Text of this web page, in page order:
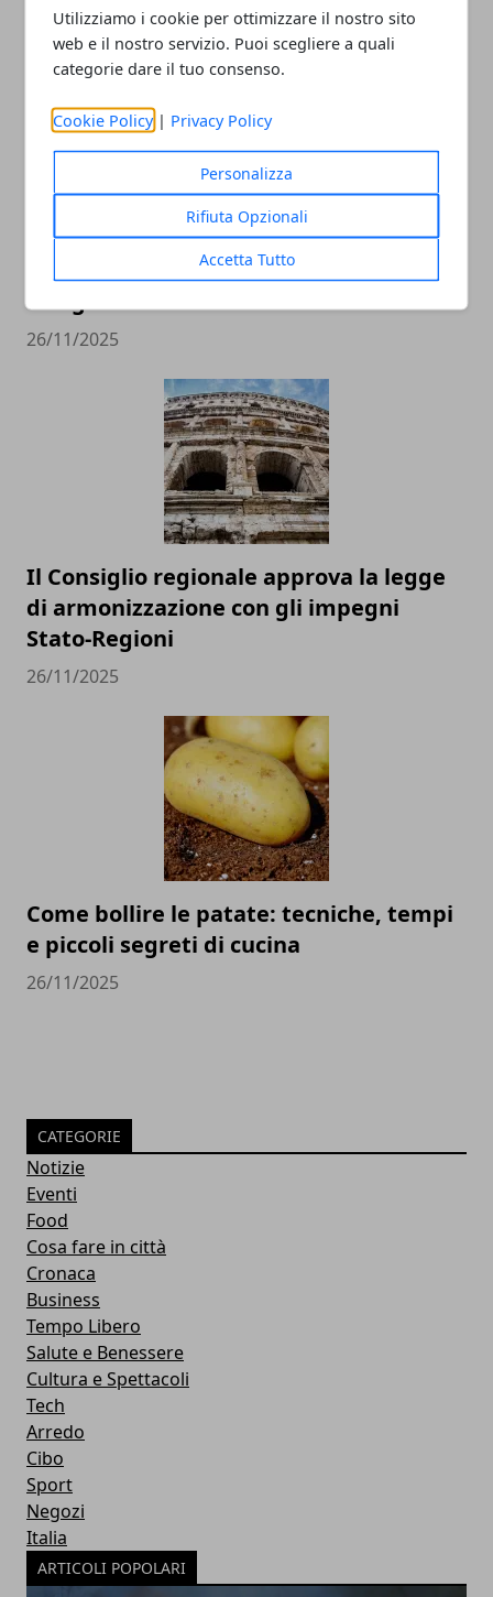
Utilizziamo i cookie per ottimizzare il nostro sito
web e il nostro servizio. Puoi scegliere a quali
categorie dare il tuo consenso.
Cookie Policy | Privacy Policy
Personalizza
Rifiuta Opzionali
Accetta Tutto
I romani abbandonano il Centro storico:
la nuova indagine di Confcommercio
fotografa il cambiamento
26/11/2025
Il Consiglio regionale approva la legge
di armonizzazione con gli impegni
Stato-Regioni
26/11/2025
Come bollire le patate: tecniche, tempi
e piccoli segreti di cucina
26/11/2025
CATEGORIE
Notizie
Eventi
Food
Cosa fare in città
Cronaca
Business
Tempo Libero
Salute e Benessere
Cultura e Spettacoli
Tech
Arredo
Cibo
Sport
Negozi
Italia
ARTICOLI POPOLARI